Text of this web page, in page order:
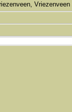
Vriezenveen